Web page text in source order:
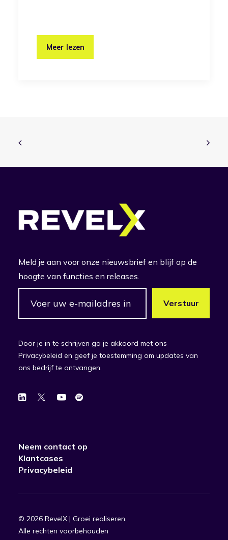
Meer lezen
Meld je aan voor onze nieuwsbrief en blijf op de
hoogte van functies en releases.
Door je in te schrijven ga je akkoord met ons
Privacybeleid en geef je toestemming om updates van
ons bedrijf te ontvangen.
Neem contact op
Klantcases
Privacybeleid
© 2026 RevelX | Groei realiseren.
Alle rechten voorbehouden